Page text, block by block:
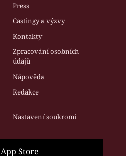
Press
Castingy a výzvy
Kontakty
Zpracování osobních
údajů
Nápověda
Redakce
Nastavení soukromí
App Store